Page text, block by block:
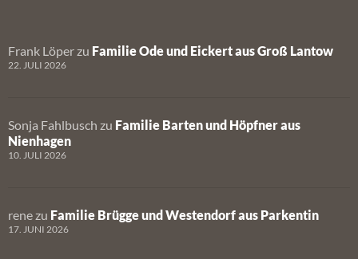
Frank Löper zu Familie Ode und Eickert aus Groß Lantow
22. JULI 2026
Sonja Fahlbusch zu Familie Barten und Höpfner aus
Nienhagen
10. JULI 2026
rene zu Familie Brügge und Westendorf aus Parkentin
17. JUNI 2026